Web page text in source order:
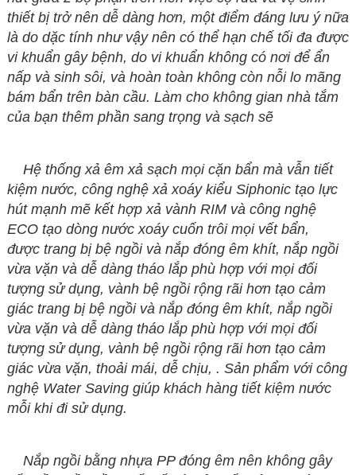
thiết bị trở nên dễ dàng hơn, một điểm đáng lưu ý nữa
là do dặc tính như vậy nên có thể hạn chế tối đa được
vi khuẩn gây bệnh, do vi khuẩn không có nơi để ẩn
nấp và sinh sôi, và hoàn toàn không còn nỗi lo mãng
bám bẩn trên bàn cầu. Làm cho không gian nhà tắm
của bạn thêm phần sang trọng và sạch sẽ
Hệ thống xả êm xả sạch mọi cặn bẩn mà vẫn tiết
kiệm nước, công nghệ xả xoáy kiểu Siphonic tạo lực
hút mạnh mẽ kết hợp xả vành RIM và công nghệ
ECO tạo dòng nước xoáy cuốn trôi mọi vết bẩn,
được trang bị bệ ngồi và nắp đóng êm khít, nắp ngồi
vừa vặn và dễ dàng tháo lắp phù hợp với mọi đối
tượng sử dụng, vành bệ ngồi rộng rãi hơn tạo cảm
giác trang bị bệ ngồi và nắp đóng êm khít, nắp ngồi
vừa vặn và dễ dàng tháo lắp phù hợp với mọi đối
tượng sử dụng, vành bệ ngồi rộng rãi hơn tạo cảm
giác vừa vặn, thoải mái, dễ chịu, . Sản phẩm với công
nghệ Water Saving giúp khách hàng tiết kiệm nước
mỗi khi đi sử dụng.
Nắp ngồi bằng nhựa PP đóng êm nên không gây